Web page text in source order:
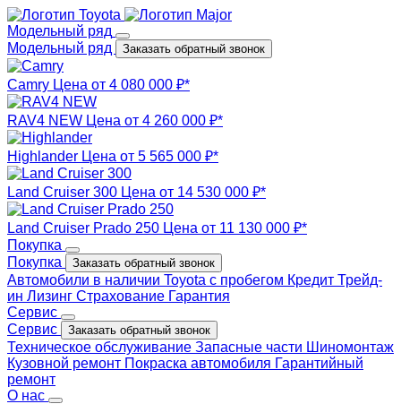
Модельный ряд
Модельный ряд
Заказать обратный звонок
Camry Цена от 4 080 000 ₽*
RAV4 NEW Цена от 4 260 000 ₽*
Highlander Цена от 5 565 000 ₽*
Land Cruiser 300 Цена от 14 530 000 ₽*
Land Cruiser Prado 250 Цена от 11 130 000 ₽*
Покупка
Покупка
Заказать обратный звонок
Автомобили в наличии Toyota с пробегом Кредит Трейд-
ин Лизинг Страхование Гарантия
Сервис
Сервис
Заказать обратный звонок
Техническое обслуживание Запасные части Шиномонтаж
Кузовной ремонт Покраска автомобиля Гарантийный
ремонт
О нас